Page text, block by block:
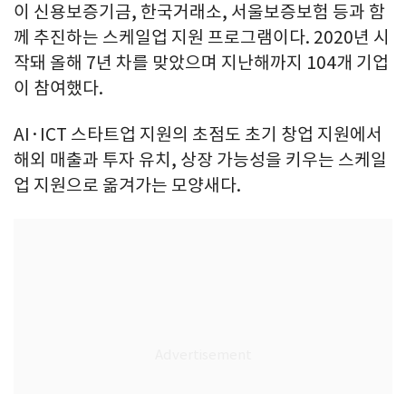
이 신용보증기금, 한국거래소, 서울보증보험 등과 함
께 추진하는 스케일업 지원 프로그램이다. 2020년 시
작돼 올해 7년 차를 맞았으며 지난해까지 104개 기업
이 참여했다.
AI·ICT 스타트업 지원의 초점도 초기 창업 지원에서
해외 매출과 투자 유치, 상장 가능성을 키우는 스케일
업 지원으로 옮겨가는 모양새다.